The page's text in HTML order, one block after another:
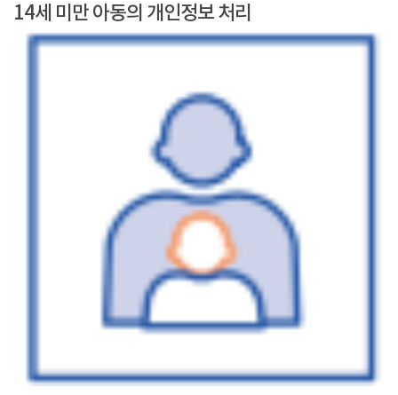
14세 미만 아동의 개인정보 처리